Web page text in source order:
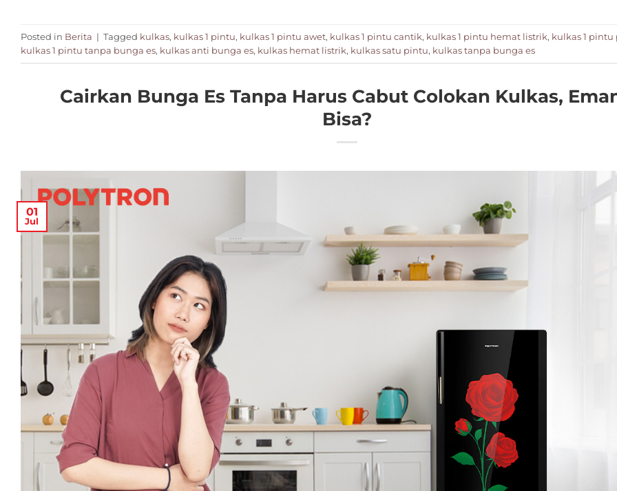
Posted in Berita | Tagged kulkas, kulkas 1 pintu, kulkas 1 pintu awet, kulkas 1 pintu cantik, kulkas 1 pintu hemat listrik, kulkas 1 pintu
kulkas 1 pintu tanpa bunga es, kulkas anti bunga es, kulkas hemat listrik, kulkas satu pintu, kulkas tanpa bunga es
Cairkan Bunga Es Tanpa Harus Cabut Colokan Kulkas,
Bisa?
01
Jul